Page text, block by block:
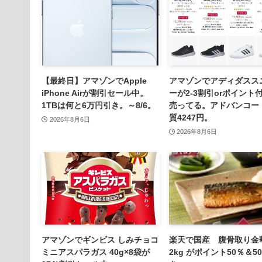
【最終日】アマゾンでApple
iPhone Airが割引セール中。
1TBは何と6万円引き。～8/6。
2026年8月6日
アマゾンでアディダスス
ーが2-3割引orポイント
売ってる。アドバンコー
質4247円。
2026年8月6日
アマゾンでギンビス しみチョコ
ミニアスパラガス 40g×8袋が
楽天で国産 腹骨取り金
2kg がポイント50％＆